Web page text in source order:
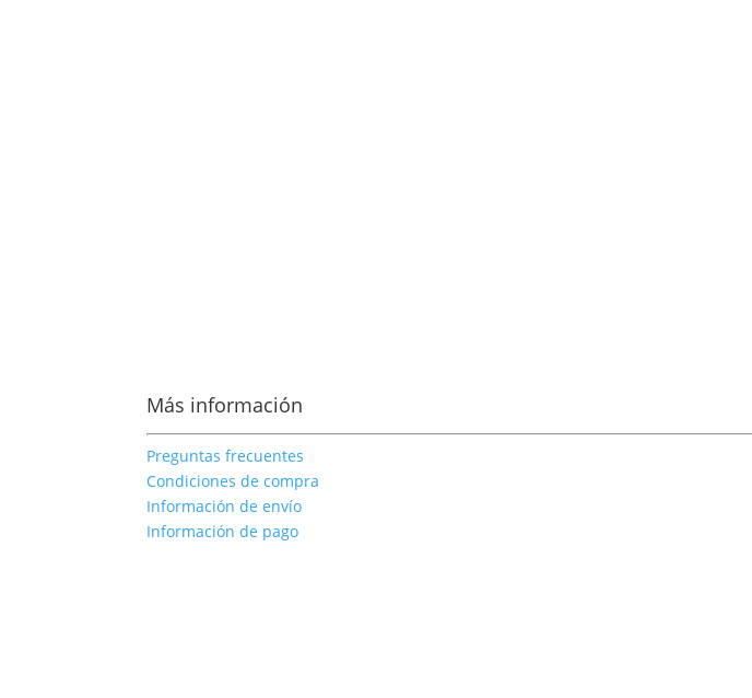
Más información
Preguntas frecuentes
Condiciones de compra
Información de envío
Información de pago